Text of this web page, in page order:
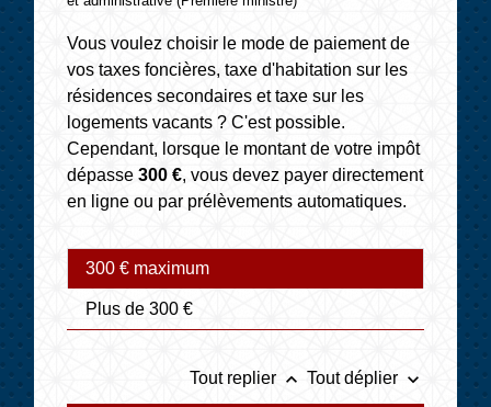
Vous voulez choisir le mode de paiement de
vos taxes foncières, taxe d'habitation sur les
résidences secondaires et taxe sur les
logements vacants ? C'est possible.
Cependant, lorsque le montant de votre impôt
dépasse300 €, vous devez payer directement
en ligne ou par prélèvements automatiques.
300 € maximum
Plus de 300 €
Tout replier keyboard_arrow_up Tout déplier keyboard_arrow_down